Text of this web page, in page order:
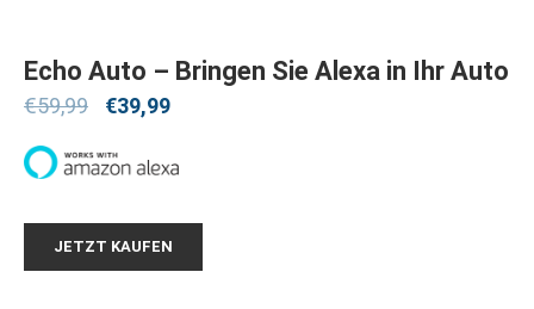
Echo Auto – Bringen Sie Alexa in Ihr Auto
€59,99 €39,99
JETZT KAUFEN